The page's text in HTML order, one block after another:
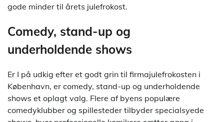
gode minder til årets julefrokost.
Comedy, stand-up og
underholdende shows
Er I på udkig efter et godt grin til firmajulefrokosten i
København, er comedy, stand-up og underholdende
shows et oplagt valg. Flere af byens populære
comedyklubber og spillesteder tilbyder specialsyede